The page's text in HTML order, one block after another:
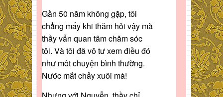
Gần 50 năm không gặp, tôi
chẳng mấy khi thăm hỏi vậy mà
thầy vẫn quan tâm chăm sóc
tôi. Và tôi đã vô tư xem điều đó
như môt chuyện bình thường.
Nước mắt chảy xuôi mà!